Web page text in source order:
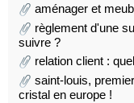
aménager et
règlement d'une
suivre ?
relation client :
saint-louis,
cristal en europe !